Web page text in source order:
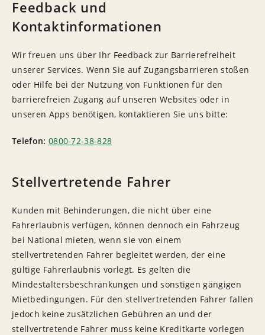
Feedback und
Kontaktinformationen
Wir freuen uns über Ihr Feedback zur Barrierefreiheit
unserer Services. Wenn Sie auf Zugangsbarrieren stoßen
oder Hilfe bei der Nutzung von Funktionen für den
barrierefreien Zugang auf unseren Websites oder in
unseren Apps benötigen, kontaktieren Sie uns bitte:
Telefon: 0800-72-38-828
Stellvertretende Fahrer
Kunden mit Behinderungen, die nicht über eine
Fahrerlaubnis verfügen, können dennoch ein Fahrzeug
bei National mieten, wenn sie von einem
stellvertretenden Fahrer begleitet werden, der eine
gültige Fahrerlaubnis vorlegt. Es gelten die
Mindestaltersbeschränkungen und sonstigen gängigen
Mietbedingungen. Für den stellvertretenden Fahrer fallen
jedoch keine zusätzlichen Gebühren an und der
stellvertretende Fahrer muss keine Kreditkarte vorlegen